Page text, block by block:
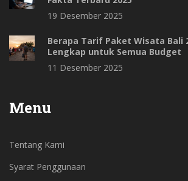
19 Desember 2025
Berapa Tarif Paket Wisata Bali
Lengkap untuk Semua Budget
11 Desember 2025
Menu
Tentang Kami
Syarat Penggunaan